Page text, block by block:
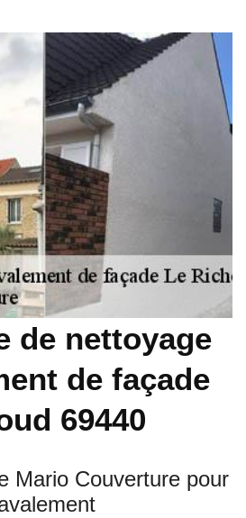
de nettoyage
de façade
69440
Mario Couverture pour